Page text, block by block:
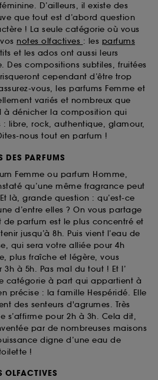
D’ailleurs, il existe des
que tout est d’abord question
! La seule catégorie où vous
notes olfactives : les parfums
et les ados ont aussi leurs
Des compositions subtiles, fruitées
cependant d’être trop
vous, les parfums Femme et
variés et nombreux que
à dénicher la composition qui
: libre, rock, authentique, glamour,
nous tout en parfum !
DES PARFUMS
Femme ou parfum Homme,
qu’une même fragrance peut
là, grande question : qu’est-ce
d’entre elles ? On vous partage
de parfum est le plus concentré et
jusqu’à 8h. Puis vient l’eau de
qui sera votre alliée pour 4h
plus fraîche et légère, vous
à 5h. Pas mal du tout ! Et l’
catégorie à part qui appartient à
précise : la famille Hespéridé. Elle
des senteurs d'agrumes. Très
s’affirme pour 2h à 3h. Cela dit,
par de nombreuses maisons
digne d’une eau de
!
OLFACTIVES